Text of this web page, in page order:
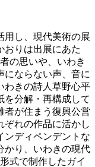
用し、現代美術の展
おりは出展にあた
の思いや、いわき
にならない声、音に
わきの詩人草野心平
を分解・再構成して
者が住まう復興公営
ぞれの作品に活かし
ンディペンデントな
かり、いわきの現代
式で制作したガイ